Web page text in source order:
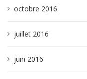
octobre 2016
juillet 2016
juin 2016